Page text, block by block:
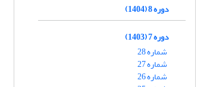
دوره 8 (1404)
دوره 7 (1403)
شماره 28
شماره 27
شماره 26